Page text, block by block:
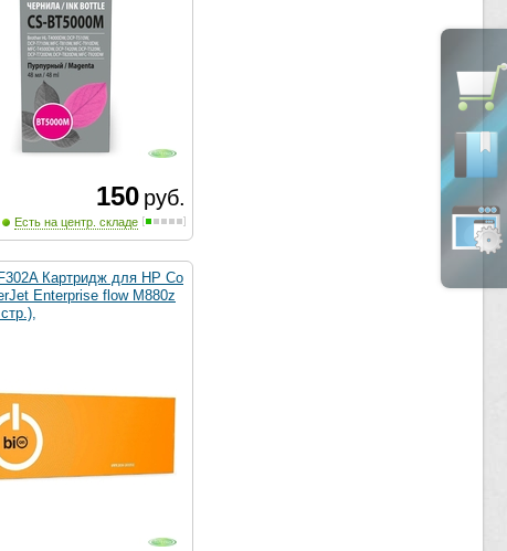
150 руб.
Есть на центр. складе
Картридж для HP Co
Enterprise flow M880z